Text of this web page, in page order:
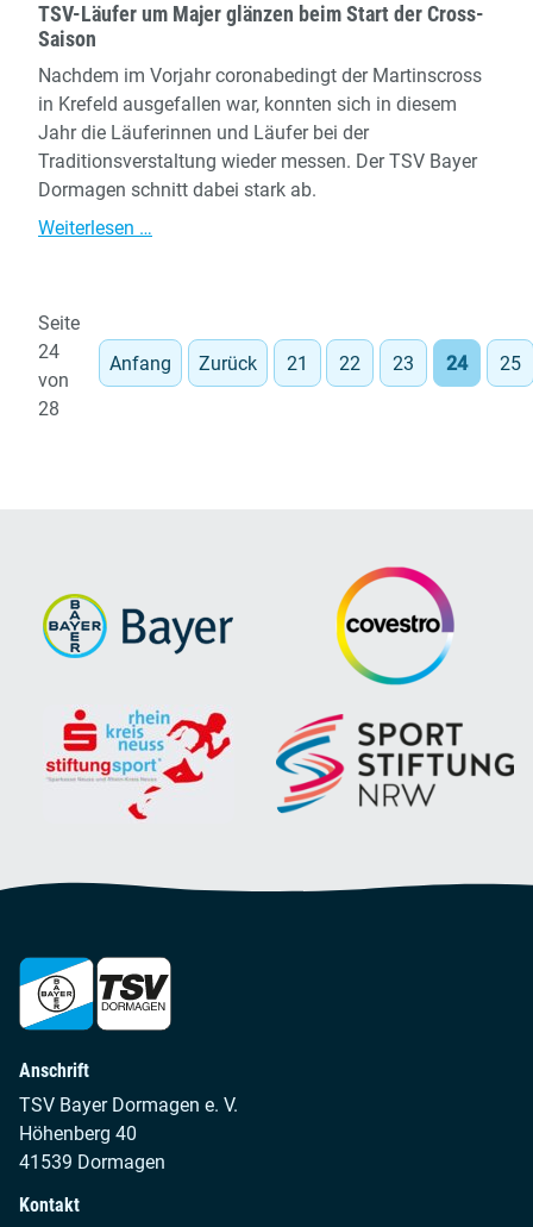
TSV-Läufer um Majer glänzen beim Start der Cross-
Saison
Nachdem im Vorjahr coronabedingt der Martinscross
in Krefeld ausgefallen war, konnten sich in diesem
Jahr die Läuferinnen und Läufer bei der
Traditionsverstaltung wieder messen. Der TSV Bayer
Dormagen schnitt dabei stark ab.
Weiterlesen …
glänzen
beim
Seite
24
von
28
Anfang Zurück 21 22 23 24 25
Anschrift
TSV Bayer Dormagen e. V.
Höhenberg 40
41539 Dormagen
Kontakt